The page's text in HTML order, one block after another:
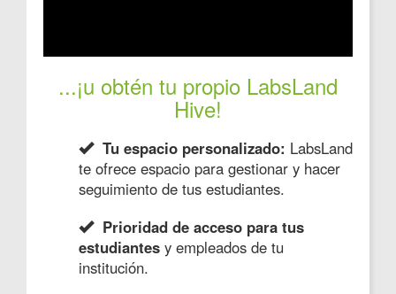
...¡u obtén tu propio LabsLand
Hive!
Tu espacio personalizado: LabsLand
te ofrece espacio para gestionar y hacer
seguimiento de tus estudiantes.
Prioridad de acceso para tus
estudiantes y empleados de tu
institución.